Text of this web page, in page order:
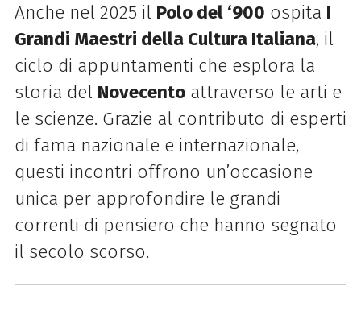
Anche nel 2025 il Polo del ‘900 ospita I
Grandi Maestri della Cultura Italiana, il
ciclo di appuntamenti che esplora la
storia del Novecentoattraverso le arti e
le scienze. Grazie al contributo di esperti
di fama nazionale e internazionale,
questi incontri offrono un’occasione
unica per approfondire le grandi
correnti di pensiero che hanno segnato
il secolo scorso.